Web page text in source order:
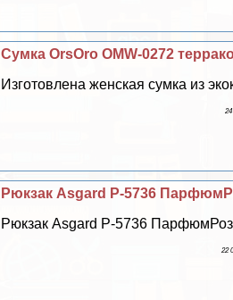
Сумка OrsOro OMW-0272
Изготовлена женская сумка из
Рюкзак Asgard Р-5736
Рюкзак Asgard Р-5736
22